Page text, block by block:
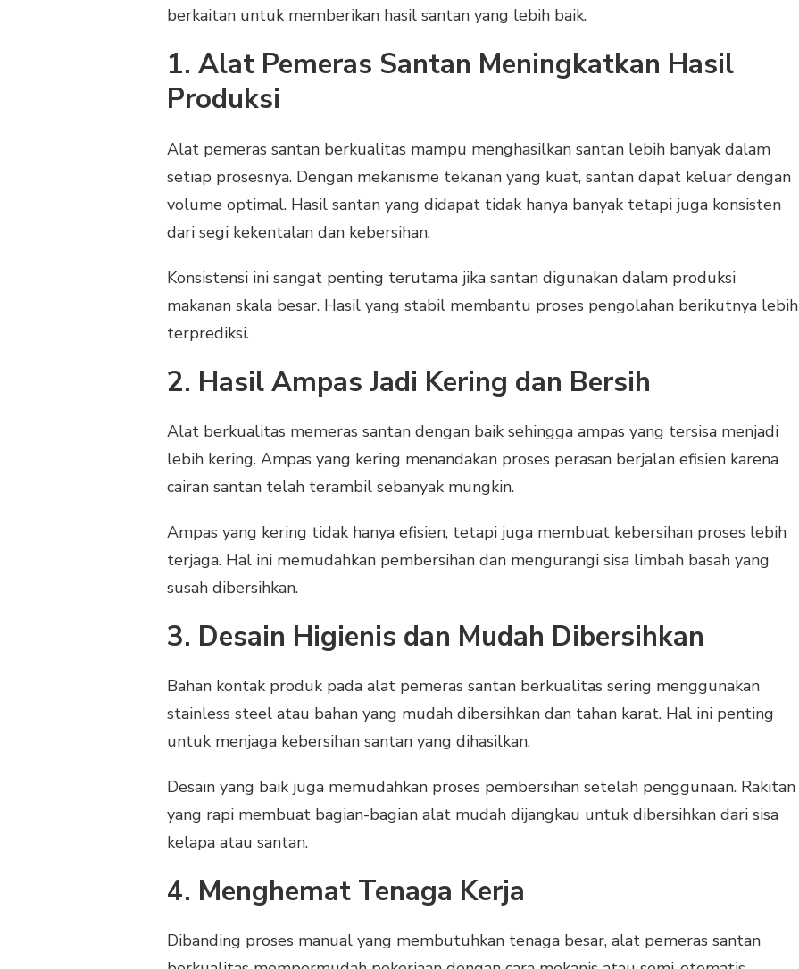
berkaitan untuk memberikan hasil santan yang lebih baik.
1. Alat Pemeras Santan Meningkatkan Hasil
Produksi
Alat pemeras santan berkualitas mampu menghasilkan santan lebih banyak dalam
setiap prosesnya. Dengan mekanisme tekanan yang kuat, santan dapat keluar dengan
volume optimal. Hasil santan yang didapat tidak hanya banyak tetapi juga konsisten
dari segi kekentalan dan kebersihan.
Konsistensi ini sangat penting terutama jika santan digunakan dalam produksi
makanan skala besar. Hasil yang stabil membantu proses pengolahan berikutnya lebih
terprediksi.
2. Hasil Ampas Jadi Kering dan Bersih
Alat berkualitas memeras santan dengan baik sehingga ampas yang tersisa menjadi
lebih kering. Ampas yang kering menandakan proses perasan berjalan efisien karena
cairan santan telah terambil sebanyak mungkin.
Ampas yang kering tidak hanya efisien, tetapi juga membuat kebersihan proses lebih
terjaga. Hal ini memudahkan pembersihan dan mengurangi sisa limbah basah yang
susah dibersihkan.
3. Desain Higienis dan Mudah Dibersihkan
Bahan kontak produk pada alat pemeras santan berkualitas sering menggunakan
stainless steel atau bahan yang mudah dibersihkan dan tahan karat. Hal ini penting
untuk menjaga kebersihan santan yang dihasilkan.
Desain yang baik juga memudahkan proses pembersihan setelah penggunaan. Rakitan
yang rapi membuat bagian-bagian alat mudah dijangkau untuk dibersihkan dari sisa
kelapa atau santan.
4. Menghemat Tenaga Kerja
Dibanding proses manual yang membutuhkan tenaga besar, alat pemeras santan